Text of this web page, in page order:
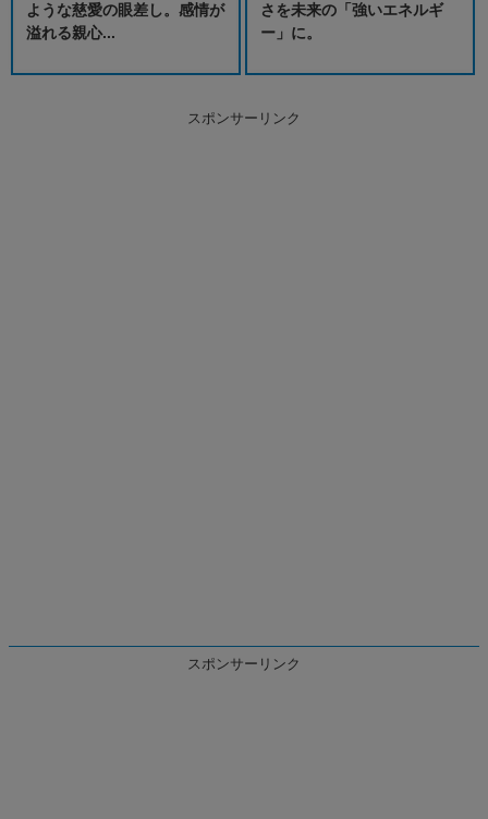
ような慈愛の眼差し。感情が
溢れる親心...
さを未来の「強いエネルギ
ー」に。
スポンサーリンク
スポンサーリンク